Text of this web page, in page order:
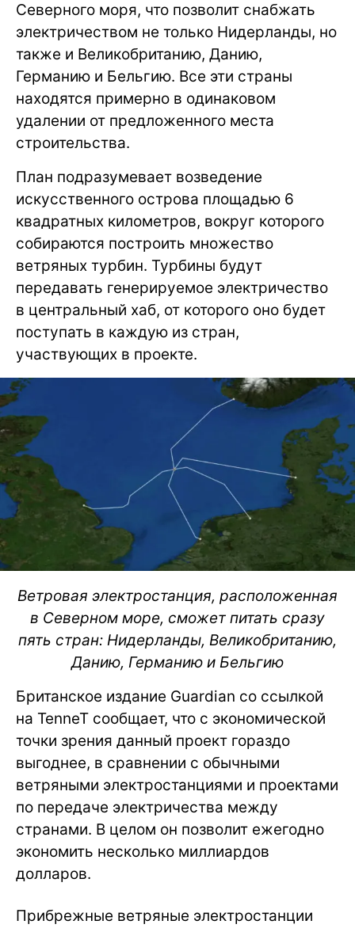
Северного моря, что позволит снабжать
электричеством не только Нидерланды, но
также и Великобританию, Данию,
Германию и Бельгию. Все эти страны
находятся примерно в одинаковом
удалении от предложенного места
строительства.
План подразумевает возведение
искусственного острова площадью 6
квадратных километров, вокруг которого
собираются построить множество
ветряных турбин. Турбины будут
передавать генерируемое электричество
в центральный хаб, от которого оно будет
поступать в каждую из стран,
участвующих в проекте.
Ветровая электростанция, расположенная
в Северном море, сможет питать сразу
пять стран: Нидерланды, Великобританию,
Данию, Германию и Бельгию
Британское издание Guardian со ссылкой
на TenneT сообщает, что с экономической
точки зрения данный проект гораздо
выгоднее, в сравнении с обычными
ветряными электростанциями и проектами
по передаче электричества между
странами. В целом он позволит ежегодно
экономить несколько миллиардов
долларов.
Прибрежные ветряные электростанции